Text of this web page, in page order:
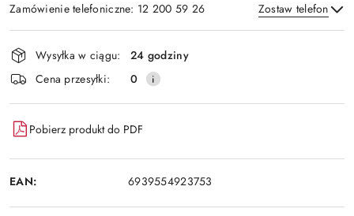
Zamówienie telefoniczne: 12 200 59 26 Zostaw telefon
Wyślij
Dostępność
i
dostawa
Wysyłka w ciągu:
24 godziny
Cena przesyłki:
0
Pobierz produkt do PDF
EAN: 6939554923753